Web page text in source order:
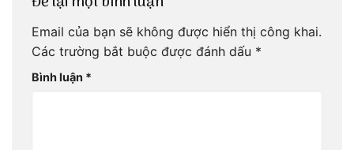
Email của bạn sẽ không được hiển thị công khai.
Các trường bắt buộc được đánh dấu *
Bình luận *